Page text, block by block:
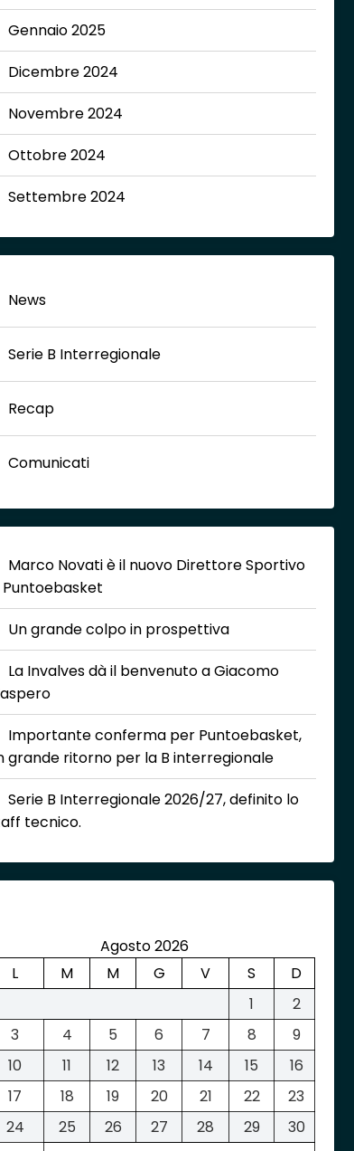
Gennaio 2025
Dicembre 2024
Novembre 2024
Ottobre 2024
Settembre 2024
News
Serie B Interregionale
Recap
Comunicati
Marco Novati è il nuovo Direttore Sportivo
Puntoebasket
Un grande colpo in prospettiva
La Invalves dà il benvenuto a Giacomo
Importante conferma per Puntoebasket,
grande ritorno per la B interregionale
Serie B Interregionale 2026/27, definito lo
tecnico.
Agosto 2026
L
M M G V S
D
1
2
3
4 5 6 7 8
9
10
11 12 13 14 15
16
17
18 19 20 21 22
23
24
25 26 27 28 29
30